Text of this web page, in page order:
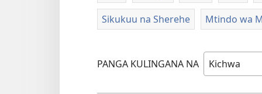
Sikukuu na Sherehe Mtindo wa
PANGA KULINGANA NA